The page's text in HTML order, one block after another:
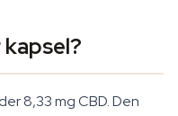
8,33 mg CBD. Den